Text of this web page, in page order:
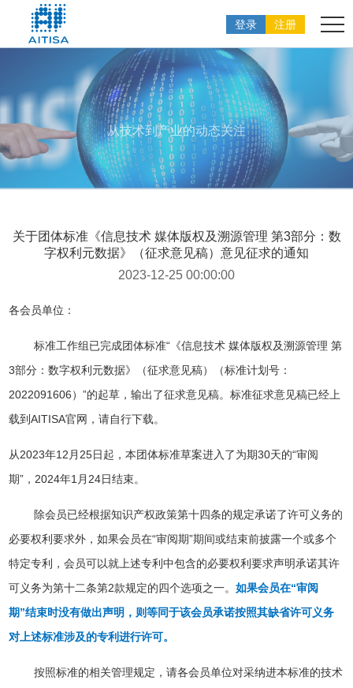
登录 注册
从技术到产业的动态关注
关于团体标准《信息技术 媒体版权及溯源管理 第3部分：数
字权利元数据》（征求意见稿）意见征求的通知
2023-12-25 00:00:00
各会员单位：
标准工作组已完成团体标准“《信息技术 媒体版权及溯源管理 第
3部分：数字权利元数据》（征求意见稿）（标准计划号：
2022091606）”的起草，输出了征求意见稿。标准征求意见稿已经上
载到AITISA官网，请自行下载。
从2023年12月25日起，本团体标准草案进入了为期30天的“审阅
期”，2024年1月24日结束。
除会员已经根据知识产权政策第十四条的规定承诺了许可义务的
必要权利要求外，如果会员在“审阅期”期间或结束前披露一个或多个
特定专利，会员可以就上述专利中包含的必要权利要求声明承诺其许
可义务为第十二条第2款规定的四个选项之一。如果会员在“审阅
期”结束时没有做出声明，则等同于该会员承诺按照其缺省许可义务
对上述标准涉及的专利进行许可。
按照标准的相关管理规定，请各会员单位对采纳进本标准的技术